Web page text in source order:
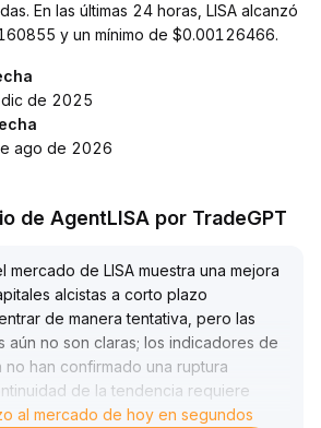
En las últimas 24 horas, LISA alcanzó
y un mínimo de $0.00126466.
de 2025
ago de 2026
de AgentLISA por TradeGPT
mercado de LISA muestra una mejora
alcistas a corto plazo
de manera tentativa, pero las
aún no son claras; los indicadores de
no han confirmado una ruptura
de la tendencia requiere
de datos.
al mercado de hoy en segundos